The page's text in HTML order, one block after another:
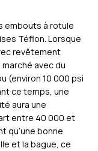
embouts à rotule
Téflon. Lorsque
revêtement
avec du
(environ 10 000 psi
ce temps, une
aura une
entre 40 000 et
qu’une bonne
et la bague, ce